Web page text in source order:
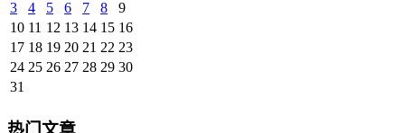
3
4 5 6 7 8
9
10 11 12 13 14 15 16
17 18 19 20 21 22 23
24 25 26 27 28 29 30
31
热门文章